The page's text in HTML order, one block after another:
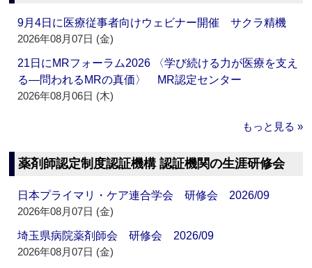
9月4日に医療従事者向けウェビナー開催 サクラ精機
2026年08月07日 (金)
21日にMRフォーラム2026 〈学び続ける力が医療を支え
る―問われるMRの真価〉 MR認定センター
2026年08月06日 (木)
もっと見る »
薬剤師認定制度認証機構 認証機関の生涯研修会
日本プライマリ・ケア連合学会 研修会 2026/09
2026年08月07日 (金)
埼玉県病院薬剤師会 研修会 2026/09
2026年08月07日 (金)